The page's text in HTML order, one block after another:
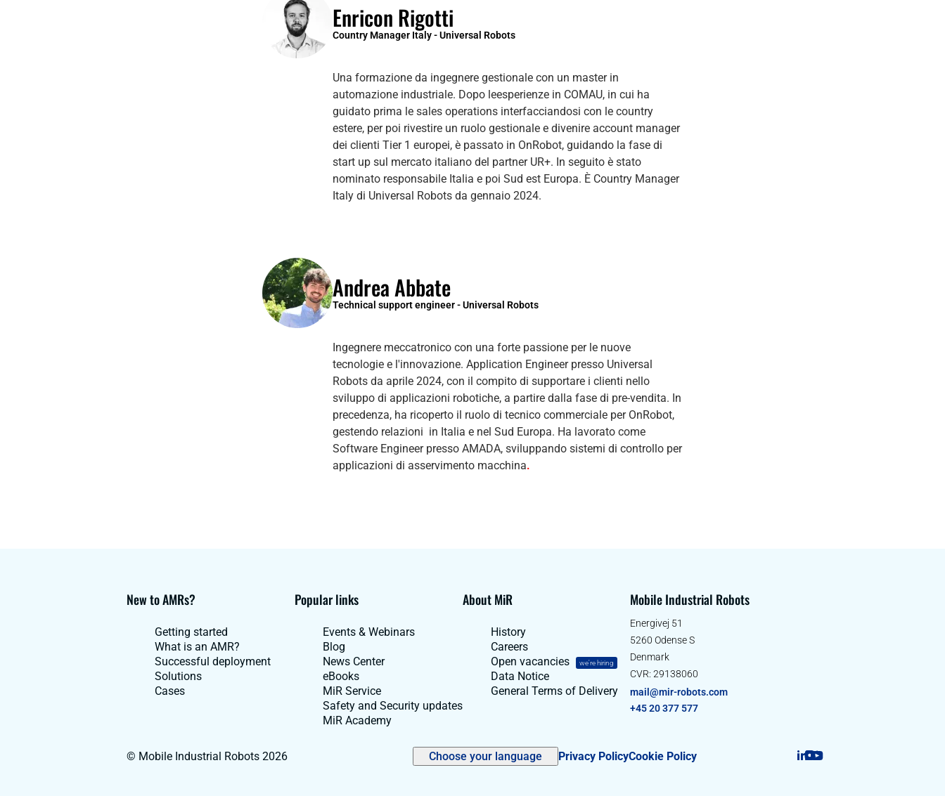
Enricon Rigotti
Country Manager Italy - Universal Robots
Una formazione da ingegnere gestionale con un master in
automazione industriale. Dopo leesperienze in COMAU, in cui ha
guidato prima le sales operations interfacciandosi con le country
estere, per poi rivestire un ruolo gestionale e divenire account manager
dei clienti Tier 1 europei, è passato in OnRobot, guidando la fase di
start up sul mercato italiano del partner UR+. In seguito è stato
nominato responsabile Italia e poi Sud est Europa. È Country Manager
Italy di Universal Robots da gennaio 2024.
Andrea Abbate
Technical support engineer - Universal Robots
Ingegnere meccatronico con una forte passione per le nuove
tecnologie e l'innovazione. Application Engineer presso Universal
Robots da aprile 2024, con il compito di supportare i clienti nello
sviluppo di applicazioni robotiche, a partire dalla fase di pre-vendita. In
precedenza, ha ricoperto il ruolo di tecnico commerciale per OnRobot,
gestendo relazioni in Italia e nel Sud Europa. Ha lavorato come
Software Engineer presso AMADA, sviluppando sistemi di controllo per
applicazioni di asservimento macchina.
New to AMRs?
Getting started
What is an AMR?
Successful deployment
Solutions
Cases
Popular links
Events & Webinars
Blog
News Center
eBooks
MiR Service
Safety and Security updates
MiR Academy
About MiR
History
Careers
Open vacancies
we're hiring
Data Notice
General Terms of Delivery
Mobile Industrial Robots
Energivej 51
5260 Odense S
Denmark
CVR: 29138060
mail@mir-robots.com
+45 20 377 577
© Mobile Industrial Robots 2026 Choose your language Privacy PolicyCookie Policy